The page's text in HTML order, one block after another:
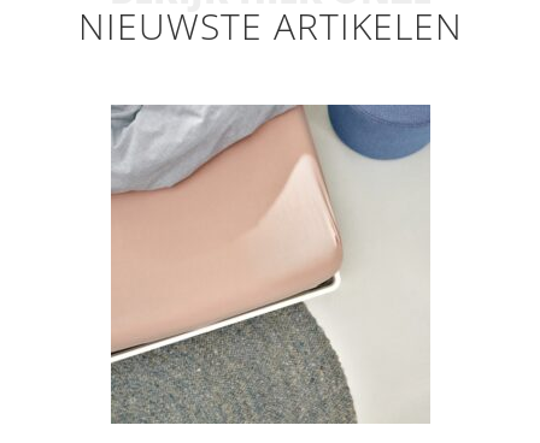
NIEUWSTE ARTIKELEN